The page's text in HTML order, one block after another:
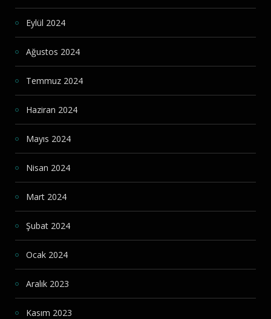
Eylül 2024
Ağustos 2024
Temmuz 2024
Haziran 2024
Mayıs 2024
Nisan 2024
Mart 2024
Şubat 2024
Ocak 2024
Aralık 2023
Kasım 2023